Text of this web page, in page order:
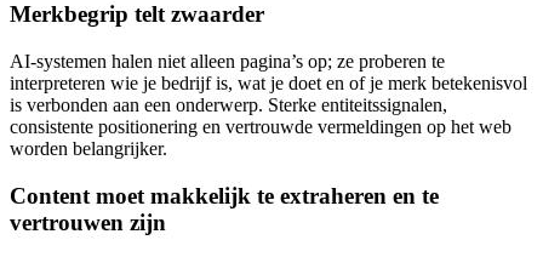
Merkbegrip telt zwaarder
AI-systemen halen niet alleen pagina’s op; ze proberen te
interpreteren wie je bedrijf is, wat je doet en of je merk betekenisvol
is verbonden aan een onderwerp. Sterke entiteitssignalen,
consistente positionering en vertrouwde vermeldingen op het web
worden belangrijker.
Content moet makkelijk te extraheren en te
vertrouwen zijn